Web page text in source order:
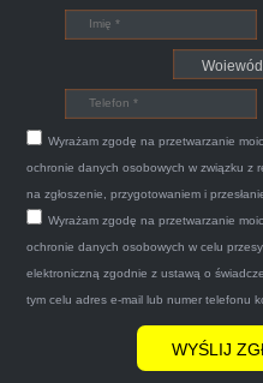
Witam,ja jestem
Car.pl sprzedałam
tego samego dnia miły
po trzech godzinach
zapakował auto
mnie do skorzystania z
że są na FACEBOOKU
wyrazić opinię na ich
Wyrażam zgodę na przetwarzanie
ochronie danych osobowych w związku z
na zgłoszenie, przygotowaniem i
Wyrażam zgodę na przetwarzanie
ochronie danych osobowych w celu
elektroniczną zgodnie z ustawą o
tym celu adres e-mail lub numer telefonu